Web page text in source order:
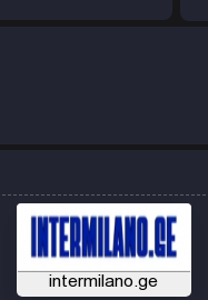
intermilano.ge